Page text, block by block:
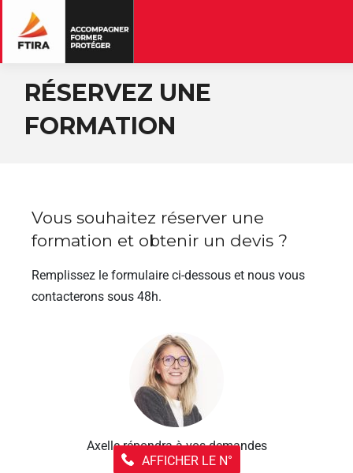
RÉSERVEZ UNE
FORMATION
Vous souhaitez réserver une
formation et obtenir un devis ?
Remplissez le formulaire ci-dessous et nous vous
contacterons sous 48h.
Axelle répondra à vos demandes
AFFICHER LE N°